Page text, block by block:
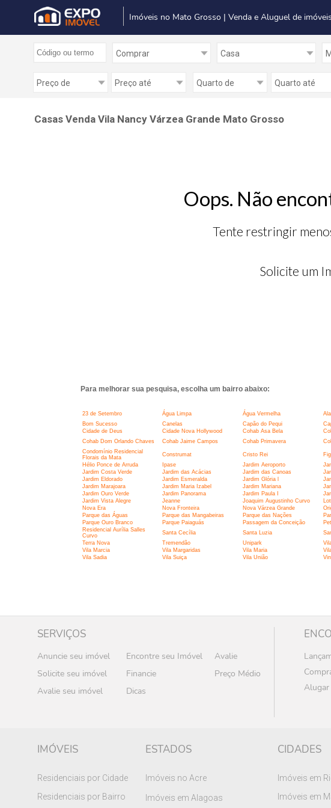
Imóveis no Mato Grosso | Venda e Aluguel de
Casas Venda Vila Nancy Várzea Grande Mato Grosso
Oops. Não
Tente restringir
Solicite um
Para melhorar sua pesquisa, escolha um bairro abaixo:
23 de Setembro Água Limpa Água Vermelha
Bom Sucesso
Canelas Capão do Pequi
Cidade de Deus
Cidade Nova Hollywood Cohab Asa Bela
Cohab Dom Orlando Chaves
Cohab Jaime Campos Cohab Primavera
Condomínio Residencial
Florais da Mata
Construmat Cristo Rei
Hélio Ponce de Arruda
Ipase Jardim Aeroporto
Jardim Costa Verde
Jardim das Acácias Jardim das Canoas
Jardim Eldorado
Jardim Esmeralda Jardim Glória l
Jardim Marajoara
Jardim Maria Izabel Jardim Mariana
Jardim Ouro Verde
Jardim Panorama Jardim Paula I
Jardim Vista Alegre
Jeanne Joaquim Augustinho Curvo
Nova Era
Nova Fronteira Nova Várzea Grande
Parque das Águas
Parque das Mangabeiras Parque das Nações
Parque Ouro Branco
Parque Paiaguás Passagem da Conceição
Residencial Aurília Salles
Curvo
Santa Cecília Santa Luzia
Terra Nova
Tremendão Unipark
Vila Marcia
Vila Margaridas Vila Maria
Vila Sadia
Vila Suiça Vila União
SERVIÇOS
Anuncie seu imóvel Encontre seu Imóvel
Avalie
Solicite seu imóvel
Financie
Preço Médio
Avalie seu imóvel
Dicas
Alugar
IMÓVEIS
Residenciais por Cidade
Residenciais por Bairro
ESTADOS
Imóveis no Acre
Imóveis em Alagoas
CIDADES
Imóveis em
Imóveis em